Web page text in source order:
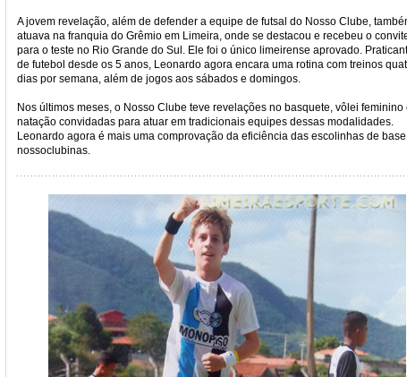
A jovem revelação, além de defender a equipe de futsal do Nosso Clube,
atuava na franquia do Grêmio em Limeira, onde se destacou e recebeu o
para o teste no Rio Grande do Sul. Ele foi o único limeirense aprovado.
de futebol desde os 5 anos, Leonardo agora encara uma rotina com treinos
dias por semana, além de jogos aos sábados e domingos.
Nos últimos meses, o Nosso Clube teve revelações no basquete, vôlei feminino
natação convidadas para atuar em tradicionais equipes dessas modalidades.
Leonardo agora é mais uma comprovação da eficiência das escolinhas de base
nossoclubinas.